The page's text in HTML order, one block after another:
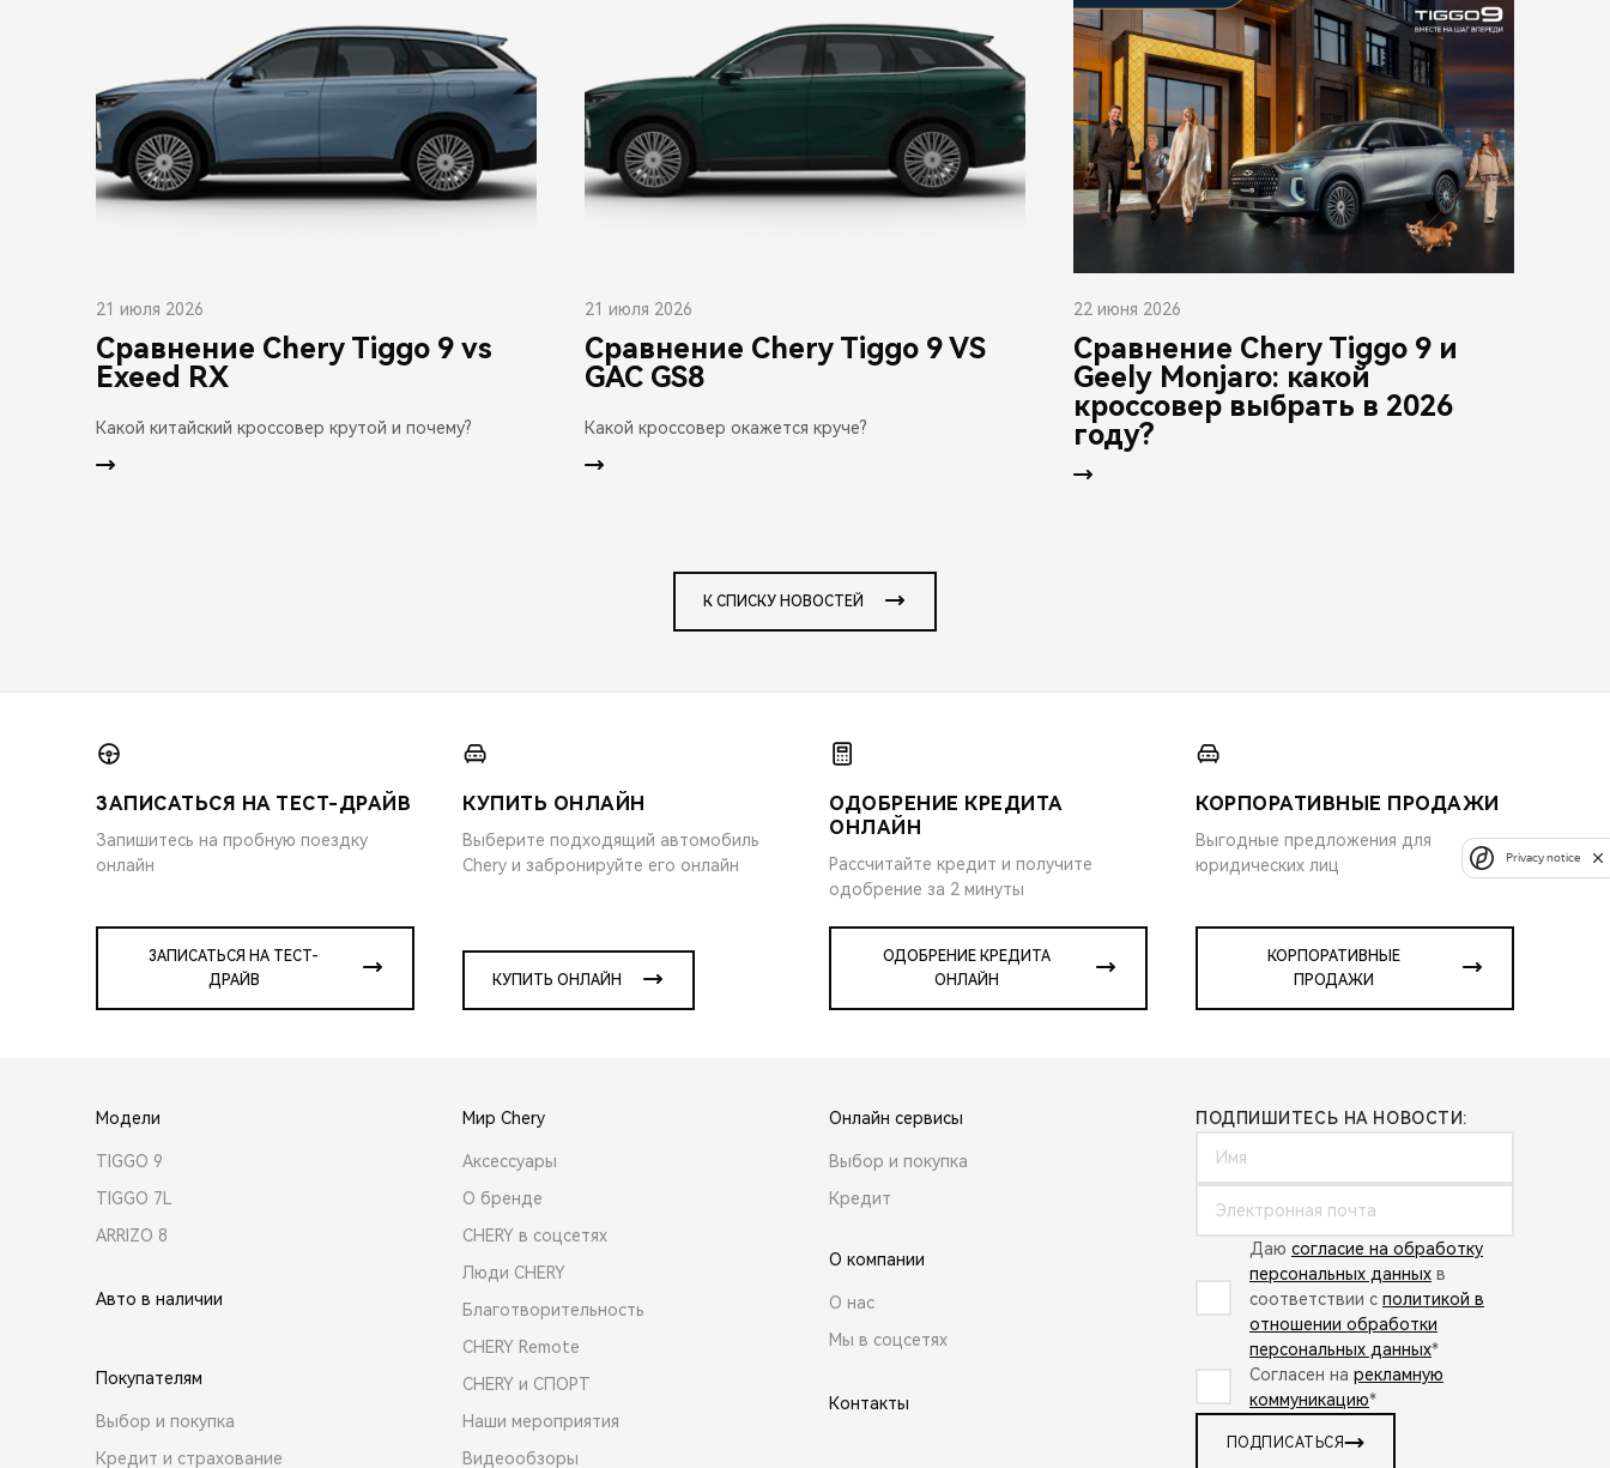
21 июля 2026
Сравнение Chery Tiggo 9 vs
Exeed RX
Какой китайский кроссовер крутой и почему?
21 июля 2026
Сравнение Chery Tiggo 9 VS
GAC GS8
Какой кроссовер окажется круче?
22 июня 2026
Сравнение Chery Tiggo 9 и
Geely Monjaro: какой
кроссовер выбрать в 2026
году?
К СПИСКУ НОВОСТЕЙ
ЗАПИСАТЬСЯ НА ТЕСТ-ДРАЙВ
Запишитесь на пробную поездку
онлайн
ЗАПИСАТЬСЯ НА ТЕСТ-
ДРАЙВ
КУПИТЬ ОНЛАЙН
Выберите подходящий автомобиль
Chery и забронируйте его онлайн
КУПИТЬ ОНЛАЙН
ОДОБРЕНИЕ КРЕДИТА
ОНЛАЙН
Рассчитайте кредит и получите
одобрение за 2 минуты
ОДОБРЕНИЕ КРЕДИТА
ОНЛАЙН
КОРПОРАТИВНЫЕ ПРОДАЖИ
Выгодные предложения для
юридических лиц
КОРПОРАТИВНЫЕ
ПРОДАЖИ
Модели
TIGGO 9
TIGGO 7L
ARRIZO 8
Авто в наличии
Покупателям
Выбор и покупка
Кредит и страхование
Мир Chery
Аксессуары
О бренде
CHERY в соцсетях
Люди CHERY
Благотворительность
CHERY Remote
CHERY и СПОРТ
Наши мероприятия
Видеообзоры
Онлайн сервисы
Выбор и покупка
Кредит
О компании
О нас
Мы в соцсетях
Контакты
ПОДПИШИТЕСЬ НА НОВОСТИ:
Даю согласие на обработку
персональных данных в
соответствии с политикой в
отношении обработки
персональных данных*
Согласен на рекламную
коммуникацию*
ПОДПИСАТЬСЯ
Privacy notice